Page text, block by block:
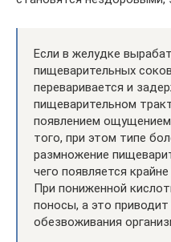
Если в желудке
пищеварительных
переваривается и
пищеварительном
появлением
того, при этом типе
размножение
чего появляется
При пониженной
поносы, а это
обезвоживания